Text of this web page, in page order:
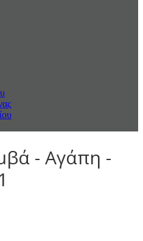
- Αγάπη -